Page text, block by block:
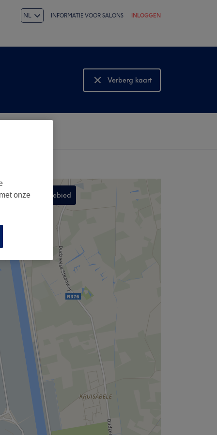
NL INFORMATIE VOOR SALONS INLOGGEN
Verberg kaart
Bekijk kaart
Zoek in dit gebied
onze